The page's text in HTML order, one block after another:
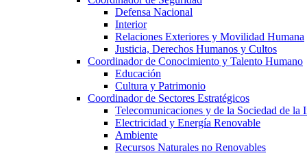
Defensa Nacional
Interior
Relaciones Exteriores y Movilidad Humana
Justicia, Derechos Humanos y Cultos
Coordinador de Conocimiento y Talento Humano
Educación
Cultura y Patrimonio
Coordinador de Sectores Estratégicos
Telecomunicaciones y de la Sociedad de la
Electricidad y Energía Renovable
Ambiente
Recursos Naturales no Renovables